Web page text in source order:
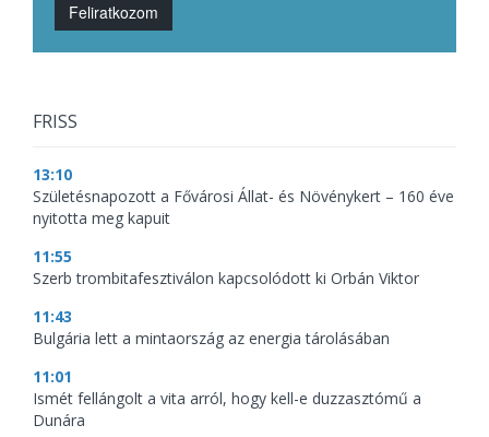
Feliratkozom
FRISS
13:10
Születésnapozott a Fővárosi Állat- és Növénykert – 160 éve
nyitotta meg kapuit
11:55
Szerb trombitafesztiválon kapcsolódott ki Orbán Viktor
11:43
Bulgária lett a mintaország az energia tárolásában
11:01
Ismét fellángolt a vita arról, hogy kell-e duzzasztómű a
Dunára